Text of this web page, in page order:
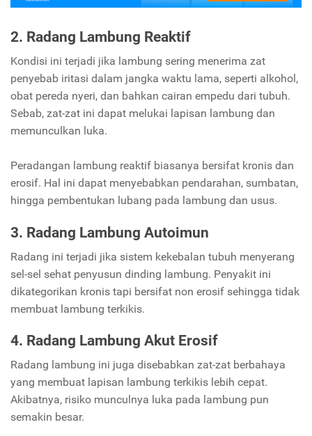
2. Radang Lambung Reaktif
Kondisi ini terjadi jika lambung sering menerima zat
penyebab iritasi dalam jangka waktu lama, seperti alkohol,
obat pereda nyeri, dan bahkan cairan empedu dari tubuh.
Sebab, zat-zat ini dapat melukai lapisan lambung dan
memunculkan luka.
Peradangan lambung reaktif biasanya bersifat kronis dan
erosif. Hal ini dapat menyebabkan pendarahan, sumbatan,
hingga pembentukan lubang pada lambung dan usus.
3. Radang Lambung Autoimun
Radang ini terjadi jika sistem kekebalan tubuh menyerang
sel-sel sehat penyusun dinding lambung. Penyakit ini
dikategorikan kronis tapi bersifat non erosif sehingga tidak
membuat lambung terkikis.
4. Radang Lambung Akut Erosif
Radang lambung ini juga disebabkan zat-zat berbahaya
yang membuat lapisan lambung terkikis lebih cepat.
Akibatnya, risiko munculnya luka pada lambung pun
semakin besar.